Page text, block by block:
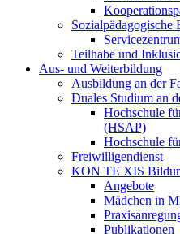
Sozialpädagogische
Teilhabe und
Aus- und Weiterbildung
Ausbildung an der
Duales Studium an
Hochschule
(HSAP)
Hochschule
Freiwilligendienst
KON TE XIS
Angebote
Mädchen in
Publikationen